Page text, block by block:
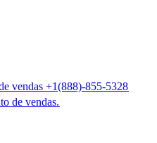
vendas +1(888)-855-5328​​
de vendas.​​